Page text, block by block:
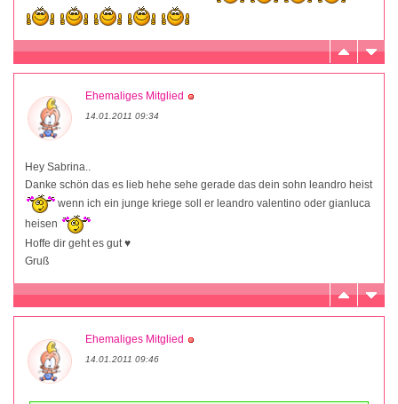
Ehemaliges Mitglied
14.01.2011 09:34
Hey Sabrina..
Danke schön das es lieb hehe sehe gerade das dein sohn leandro heist
wenn ich ein junge kriege soll er leandro valentino oder gianluca
heisen
Hoffe dir geht es gut ♥
Gruß
Ehemaliges Mitglied
14.01.2011 09:46